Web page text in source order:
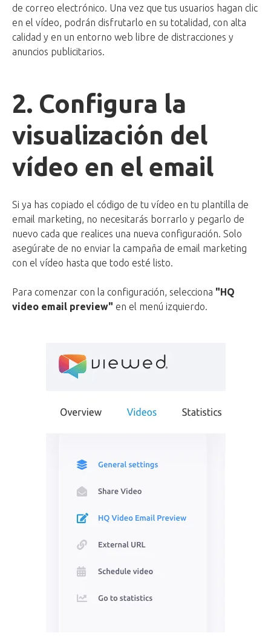
de correo electrónico. Una vez que tus usuarios hagan clic
en el vídeo, podrán disfrutarlo en su totalidad, con alta
calidad y en un entorno web libre de distracciones y
anuncios publicitarios.
2. Configura la
visualización del
vídeo en el email
Si ya has copiado el código de tu vídeo en tu plantilla de
email marketing, no necesitarás borrarlo y pegarlo de
nuevo cada que realices una nueva configuración. Solo
asegúrate de no enviar la campaña de email marketing
con el vídeo hasta que todo esté listo.
Para comenzar con la configuración, selecciona "HQ
video email preview" en el menú izquierdo.